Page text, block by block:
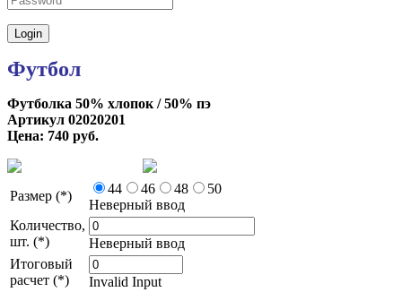
Футбол
Футболка 50% хлопок / 50% пэ
Артикул 02020201
Цена: 740 руб.
Размер (*) 44 46 48
50
Неверный ввод
Количество,
шт. (*)
Неверный ввод
Итоговый
расчет (*)
Invalid Input